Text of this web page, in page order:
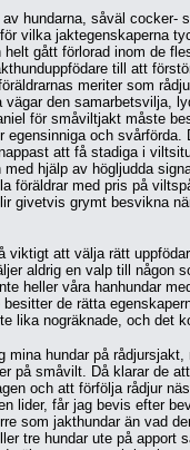
hundarna, såväl cocker-
vilka jaktegenskaperna
gått förlorad inom de
till att
meriter som
den samarbetsvilja,
för småviltjakt måste
egensinniga och
att få stadiga i
hjälp av högljudda
föräldrar med pris på
givetvis grymt besvikna
viktigt att välja rätt
aldrig en valp till någon
heller våra hanhundar
de rätta
lika nogräknade, och det
mina hundar på rådjursjakt,
på småvilt. Då klarar de
och att förfölja rådjur
lider, får jag bevis efter
som jakthundar än vad
tre hundar ute på apport